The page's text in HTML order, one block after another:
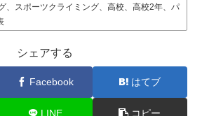
、スポーツクライミング、高校、高校2年、パ
シェアする
Facebook はてブ
LINE コピー